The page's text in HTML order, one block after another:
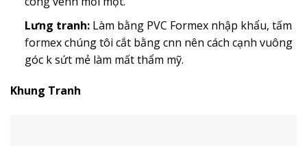
Lưng tranh:Làm bằng PVC Formex nhập khẩu, tấm
formex chúng tôi cắt bằng cnn nên cách cạnh vuông
góc k sứt mẻ làm mất thẩm mỹ.
Khung Tranh